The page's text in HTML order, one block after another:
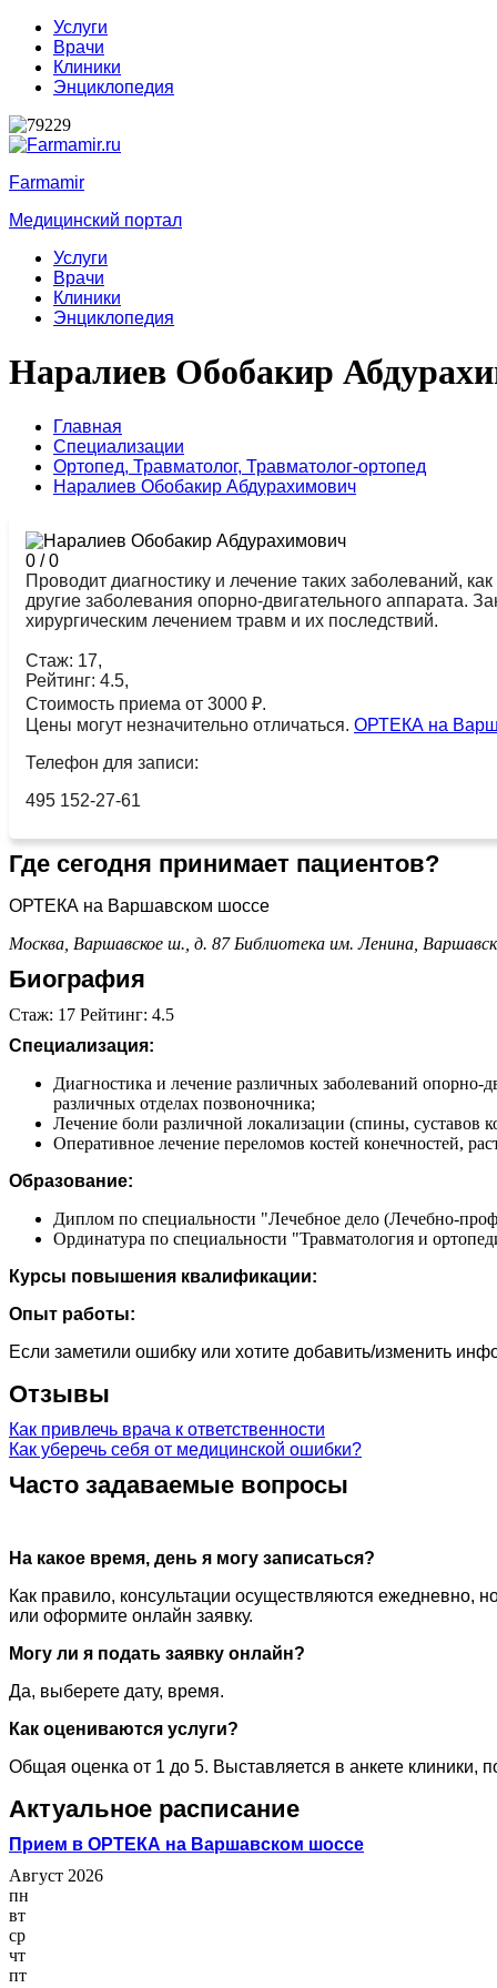
Услуги
Врачи
Клиники
Энциклопедия
Farmamir
Медицинский портал
Услуги
Врачи
Клиники
Энциклопедия
Наралиев Обобакир
Главная
Специализации
Ортопед, Травматолог, Травматолог-ортопед
Наралиев Обобакир Абдурахимович
0 /0
Проводит диагностику и лечение таких заболеваний,
другие заболевания опорно-двигательного аппарата.
хирургическим лечением травм и их последствий.
Стаж: 17,
Рейтинг: 4.5,
Стоимость приема от 3000 ₽.
Цены могут незначительно отличаться. ОРТЕКА на
Телефон для записи:
495 152-27-61
Где сегодня принимает пациентов?
ОРТЕКА на Варшавском шоссе
Москва, Варшавское ш., д. 87 Библиотека им. Ленина,
Биография
Стаж: 17 Рейтинг: 4.5
Специализация:
Диагностика и лечение различных заболеваний
различных отделах позвоночника;
Лечение боли различной локализации (спины, суставов
Оперативное лечение переломов костей конечностей,
Образование:
Диплом по специальности "Лечебное дело (Лечебно-
Ординатура по специальности "Травматология и
Курсы повышения квалификации:
Опыт работы:
Если заметили ошибку или хотите добавить/изменить
Отзывы
Как привлечь врача к ответственности
Как уберечь себя от медицинской ошибки?
Часто задаваемые вопросы
На какое время, день я могу записаться?
Как правило, консультации осуществляются ежедневно,
или оформите онлайн заявку.
Могу ли я подать заявку онлайн?
Да, выберете дату, время.
Как оцениваются услуги?
Общая оценка от 1 до 5. Выставляется в анкете клиники,
Актуальное расписание
Прием в ОРТЕКА на Варшавском шоссе
Август 2026
пн
вт
ср
чт
пт